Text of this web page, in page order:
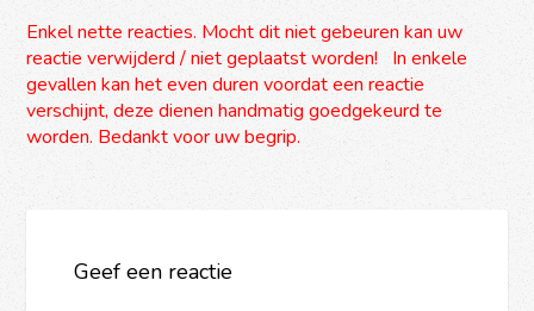
Enkel nette reacties. Mocht dit niet gebeuren kan uw
reactie verwijderd / niet geplaatst worden! In enkele
gevallen kan het even duren voordat een reactie
verschijnt, deze dienen handmatig goedgekeurd te
worden. Bedankt voor uw begrip.
Geef een reactie